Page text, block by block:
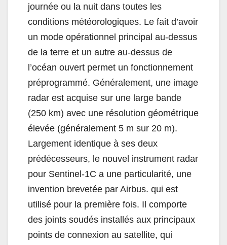
journée ou la nuit dans toutes les
conditions météorologiques. Le fait d’avoir
un mode opérationnel principal au-dessus
de la terre et un autre au-dessus de
l’océan ouvert permet un fonctionnement
préprogrammé. Généralement, une image
radar est acquise sur une large bande
(250 km) avec une résolution géométrique
élevée (généralement 5 m sur 20 m).
Largement identique à ses deux
prédécesseurs, le nouvel instrument radar
pour Sentinel-1C a une particularité, une
invention brevetée par Airbus. qui est
utilisé pour la première fois. Il comporte
des joints soudés installés aux principaux
points de connexion au satellite, qui